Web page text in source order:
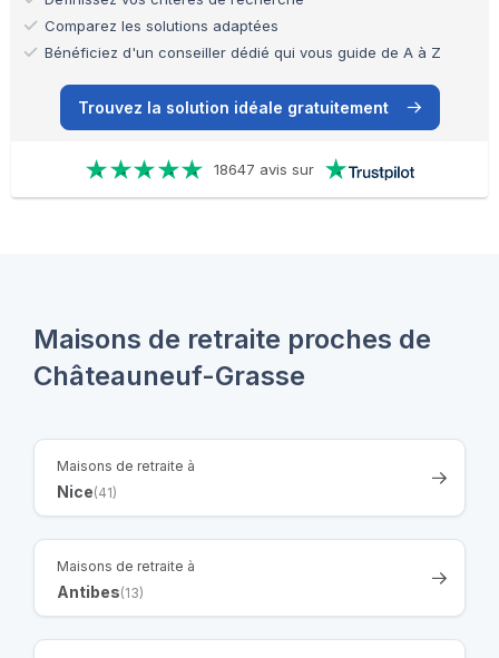
Comparez les solutions adaptées
Bénéficiez d'un conseiller dédié qui vous guide de A à Z
Trouvez la solution idéale gratuitement
18647 avis sur
Maisons de retraite proches de
Châteauneuf-Grasse
Maisons de retraite à
Nice(41)
Maisons de retraite à
Antibes(13)